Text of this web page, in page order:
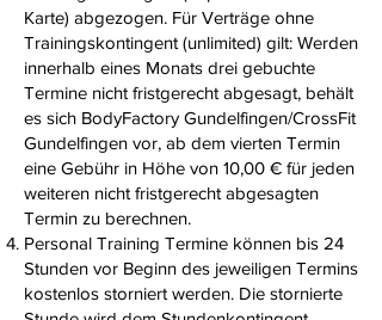
Karte) abgezogen. Für Verträge ohne
Trainingskontingent (unlimited) gilt: Werden
innerhalb eines Monats drei gebuchte
Termine nicht fristgerecht abgesagt, behält
es sich BodyFactory Gundelfingen/CrossFit
Gundelfingen vor, ab dem vierten Termin
eine Gebühr in Höhe von 10,00 € für jeden
weiteren nicht fristgerecht abgesagten
Termin zu berechnen.
Personal Training Termine können bis 24
Stunden vor Beginn des jeweiligen Termins
kostenlos storniert werden. Die stornierte